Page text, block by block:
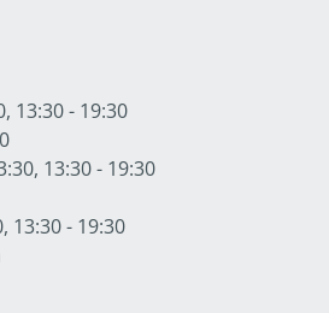
13:30 - 19:30
13:30 - 19:30
13:30 - 19:30